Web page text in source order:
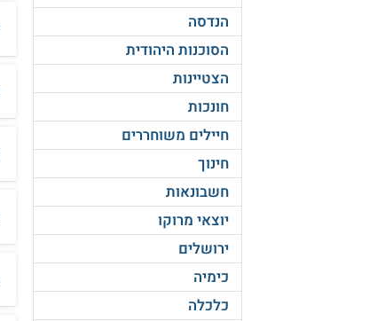
הנדסה
הסוכנות היהודית
הצטיינות
חונכות
חיילים משוחררים
חינוך
חשבונאות
יוצאי מרוקו
ירושלים
כימיה
כלכלה